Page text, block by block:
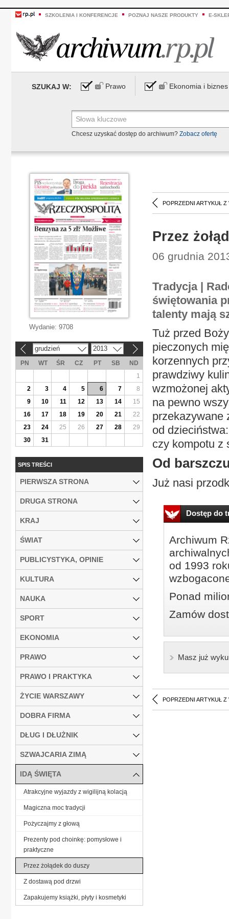
SZKOLENIA I KONFERENCJE POZNAJ NASZE PRODUKTY E-
SZUKAJ W: Prawo Ekonomia i biznes
Chcesz uzyskać dostęp do archiwum? Zobacz ofertę
POPRZEDNI ARTYKUŁ Z
Przez
06 grudnia
Tradycja |
świętowania
talenty mają
Tuż przed
pieczonych
korzennych
prawdziwy
wzmożonej
na pewno
przekazywane
od
czy kompotu z
Od
Już nasi
Dostęp do
Archiwum
od 1993
Ponad
Zamów
Masz już
POPRZEDNI ARTYKUŁ Z
Wydanie: 9708
grudzień 2013
PN WT ŚR CZ PT SB
ND
1
2
3 4 5 6 7
8
9
10 11 12 13 14
15
16
17 18 19 20 21
22
23
24 25 26 27 28
29
30
31
SPIS TREŚCI
PIERWSZA STRONA
DRUGA STRONA
KRAJ
ŚWIAT
PUBLICYSTYKA, OPINIE
KULTURA
NAUKA
SPORT
EKONOMIA
PRAWO
PRAWO I PRAKTYKA
ŻYCIE WARSZAWY
DOBRA FIRMA
DŁUG I DŁUŻNIK
SZWAJCARIA ZIMĄ
IDĄ ŚWIĘTA
Atrakcyjne wyjazdy z wigilijną kolacją
Magiczna moc tradycji
Pożyczajmy z głową
Prezenty pod choinkę: pomysłowe i
praktyczne
Przez żołądek do duszy
Z dostawą pod drzwi
Zapakujemy książki, płyty i kosmetyki